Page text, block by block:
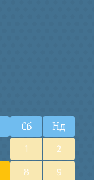
Сб Нд
1 2
8 9